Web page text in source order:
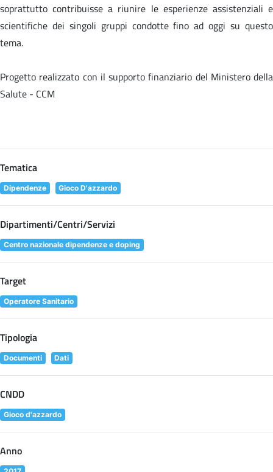
soprattutto contribuisse a riunire le esperienze assistenziali e
scientifiche dei singoli gruppi condotte fino ad oggi su questo
tema.
Progetto realizzato con il supporto finanziario del Ministero della
Salute - CCM
Tematica
Dipendenze Gioco D'azzardo
Dipartimenti/Centri/Servizi
Centro nazionale dipendenze e doping
Target
Operatore Sanitario
Tipologia
Documenti Dati
CNDD
Gioco d'azzardo
Anno